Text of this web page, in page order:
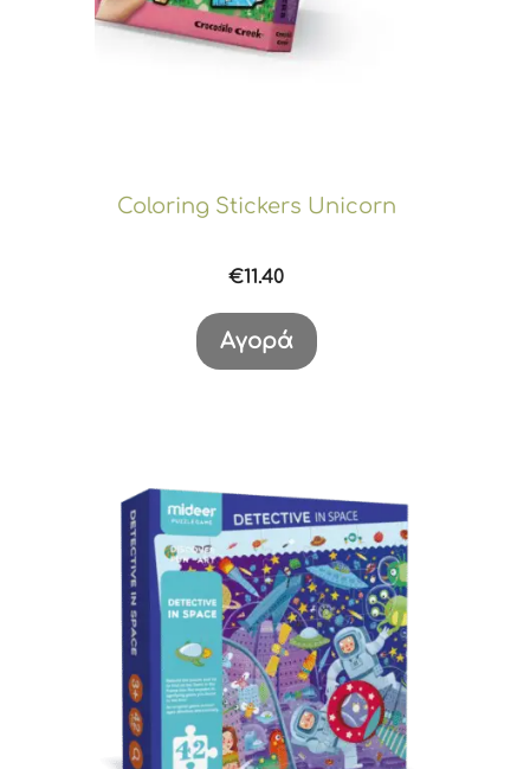
Coloring Stickers Unicorn
€11.40
Αγορά